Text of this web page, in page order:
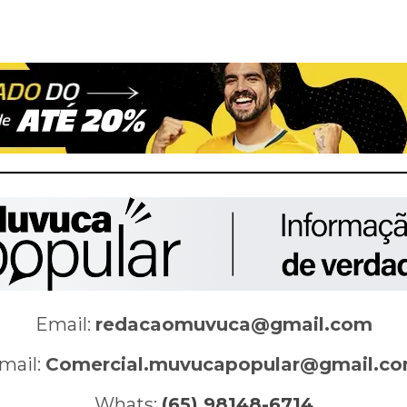
Email: redacaomuvuca@gmail.com